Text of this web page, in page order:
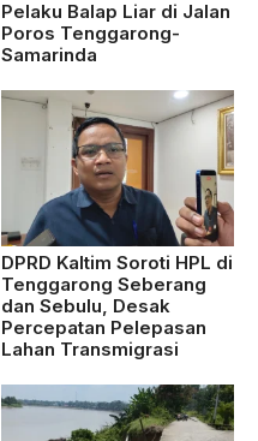
Pelaku Balap Liar di Jalan
Poros Tenggarong-
Samarinda
DPRD Kaltim Soroti HPL di
Tenggarong Seberang
dan Sebulu, Desak
Percepatan Pelepasan
Lahan Transmigrasi